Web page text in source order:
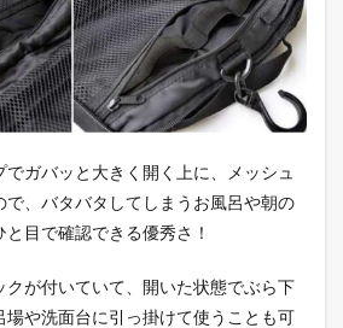
ガバッと大きく開く上に、メッシュ
で、バタバタしてしまうお風呂や朝の
目で確認できる優秀さ！
クが付いていて、開いた状態でぶら下
場や洗面台に引っ掛けて使うことも可